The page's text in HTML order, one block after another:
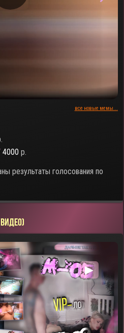
все новые мемы...
4000 р.
результаты голосования по
▶